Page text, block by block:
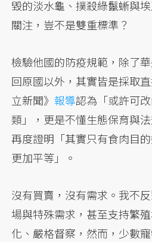
毀的淡水龜、撲殺綠鬣蜥與
關注，豈不是雙重標準？
檢驗他國的防疫規範，除了
回原國以外，其實皆是採取
立新聞》報導認為「或許可
類」，更是不懂生態保育與
再度證明「其實只有食肉目
更加平等」。
沒有買賣，沒有需求。我不
場與特殊需求，甚至支持繁
化、嚴格督察，然而，少數